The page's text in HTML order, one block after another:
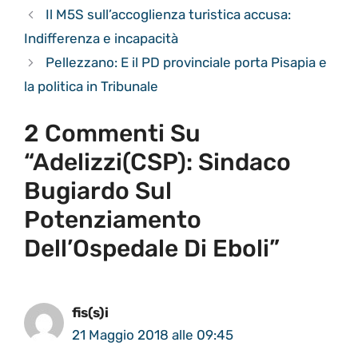
Il M5S sull’accoglienza turistica accusa:
Indifferenza e incapacità
Pellezzano: E il PD provinciale porta Pisapia e
la politica in Tribunale
2 Commenti Su
“Adelizzi(CSP): Sindaco
Bugiardo Sul
Potenziamento
Dell’Ospedale Di Eboli”
fis(s)i
21 Maggio 2018 alle 09:45